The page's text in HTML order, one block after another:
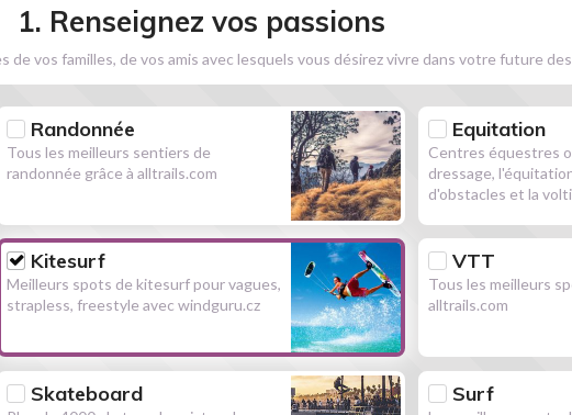
1. Renseignez vos passions
de vos familles, de vos amis avec lesquels vous désirez vivre dans votre future
Randonnée
Tous les meilleurs sentiers de
randonnée grâce à alltrails.com
Equitation
Centres équestres
dressage,
d'obstacles et la
Kitesurf
Meilleurs spots de kitesurf pour vagues,
strapless, freestyle avec windguru.cz
VTT
Tous les meilleurs
alltrails.com
Skateboard Surf